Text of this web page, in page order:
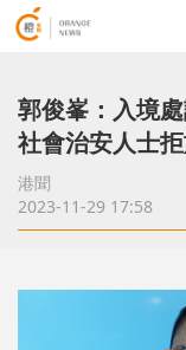
郭俊峯：入境
社會治安人士
港聞
2023-11-29 17:58